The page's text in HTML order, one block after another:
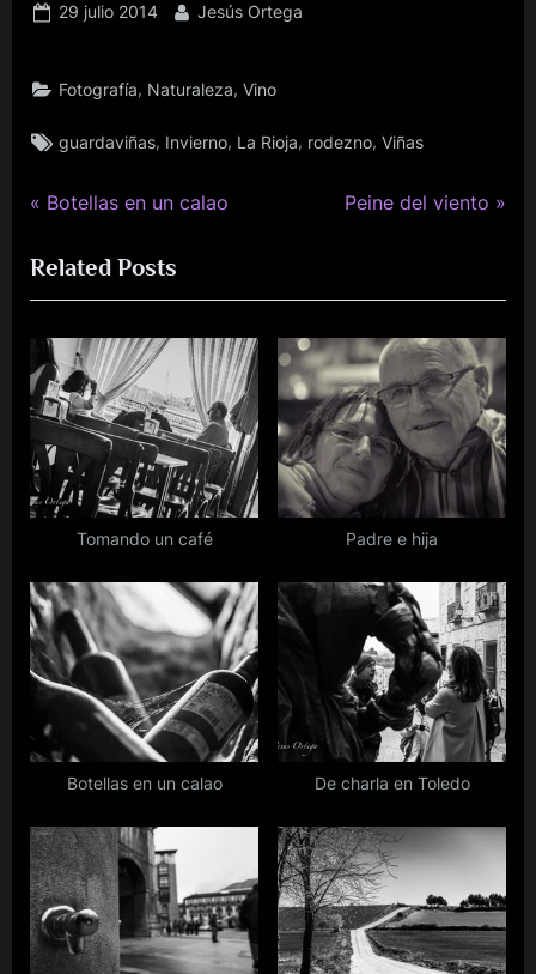
Publicado
29 julio 2014 Por
Jesús Ortega
Fotografía, Naturaleza,Vino
Etiquetas:
guardaviñas, Invierno, La Rioja, rodezno,Viñas
Navegación
de
entradas
P
e
v
i
o
u
P
o
:
Botellas en un calao
N
t
P
o
s
t
:
Peine del viento
Related Posts
Tomando un café Padre e hija
Botellas en un calao De charla en Toledo